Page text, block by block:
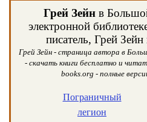
Грeй Зейнв
электронной
писатель, Грeй
Грeй Зейн - страница автора в
- скачать книги бесплатно и
books.org - полные
Пограничный
легион